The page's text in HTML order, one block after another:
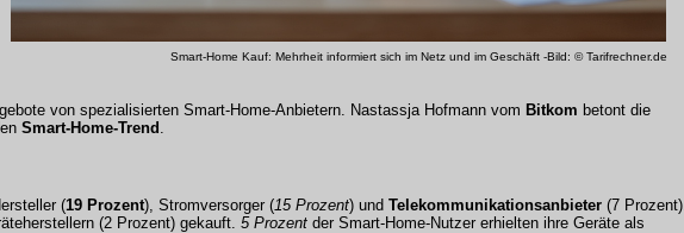
Smart-Home Kauf: Mehrheit informiert sich im Netz und im Geschäft -Bild: © Tarifrechner.de
von spezialisierten Smart-Home-Anbietern. Nastassja Hofmann vom Bitkom betont die
Smart-Home-Trend .
(19 Prozent), Stromversorger (15 Prozent) und Telekommunikationsanbieter (7 Prozent).
(2 Prozent) gekauft. 5 Prozent der Smart-Home-Nutzer erhielten ihre Geräte als